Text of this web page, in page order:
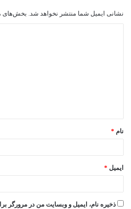
نشانی ایمیل شما منتشر نخواهد شد. بخش‌های
*
نام *
ایمیل *
ذخیره نام، ایمیل و وبسایت من در مرورگر